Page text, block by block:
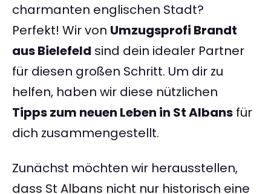
charmanten englischen Stadt?
Perfekt! Wir von Umzugsprofi Brandt
aus Bielefeld sind dein idealer Partner
für diesen großen Schritt. Um dir zu
helfen, haben wir diese nützlichen
Tipps zum neuen Leben in St Albans für
dich zusammengestellt.
Zunächst möchten wir herausstellen,
dass St Albans nicht nur historisch eine